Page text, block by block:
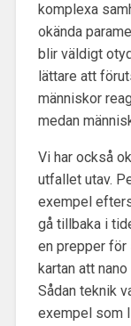
komplexa
okända
blir väldigt
lättare att
människor
medan
Vi har också
utfallet utav.
exempel
gå tillbaka i
en prepper för
kartan att
Sådan teknik
exempel som